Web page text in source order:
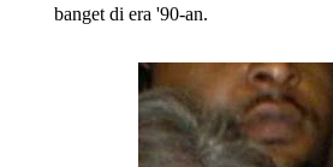
banget di era '90-an.